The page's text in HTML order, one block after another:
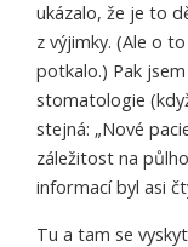
ukázalo, že je to
z výjimky. (Ale o
potkalo.) Pak
stomatologie
stejná: „Nové
záležitost na
informací byl asi
Tu a tam se